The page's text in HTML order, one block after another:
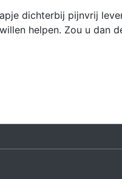
dichterbij pijnvrij
helpen. Zou u dan